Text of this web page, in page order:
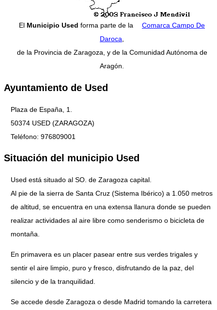
El Municipio Used forma parte de la
Comarca Campo De
Daroca,
de la Provincia de Zaragoza, y de la Comunidad Autónoma de
Aragón.
Ayuntamiento de Used
Plaza de España, 1.
50374 USED (ZARAGOZA)
Teléfono: 976809001
Situación del municipio Used
Used está situado al SO. de Zaragoza capital.
Al pie de la sierra de Santa Cruz (Sistema Ibérico) a 1.050 metros
de altitud, se encuentra en una extensa llanura donde se pueden
realizar actividades al aire libre como senderismo o bicicleta de
montaña.
En primavera es un placer pasear entre sus verdes trigales y
sentir el aire limpio, puro y fresco, disfrutando de la paz, del
silencio y de la tranquilidad.
Se accede desde Zaragoza o desde Madrid tomando la carretera